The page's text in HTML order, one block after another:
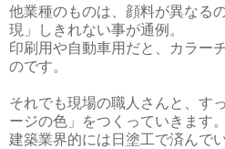
他業種のものは、顔料が異なる
現」しきれない事が通例。
印刷用や自動車用だと、カラー
のです。
それでも現場の職人さんと、す
ージの色」をつくっていきます。
建築業界的には日塗工で済んで